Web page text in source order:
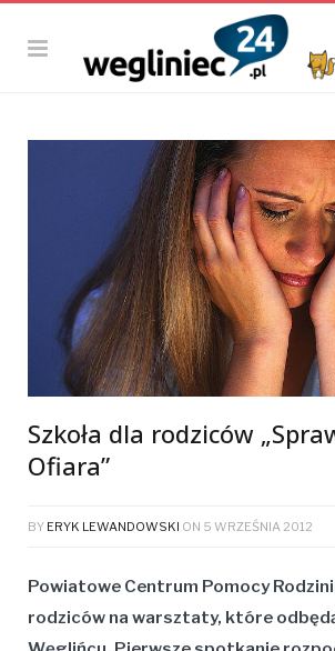
Szkoła dla rodziców
Ofiara”
BY ERYK LEWANDOWSKI ON 5 WRZEŚNIA 2012
Powiatowe Centrum Pomocy
rodziców na warsztaty, które